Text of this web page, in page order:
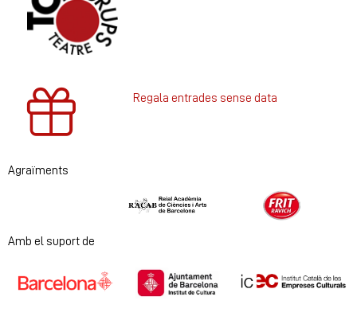
Regala entrades sense data
Agraïments
Diapositiva 1 de 2
Amb el suport de